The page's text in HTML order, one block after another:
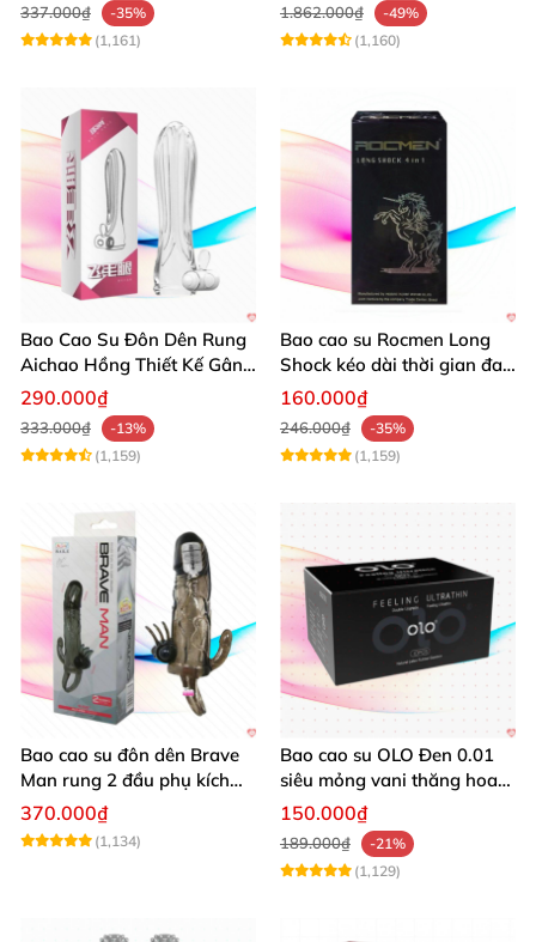
337.000₫
-35%
(1,161)
1.862.000₫
-49%
(1,160)
Bao Cao Su Đôn Dên Rung
Aichao Hồng Thiết Kế Gân
Sọc Mới
290.000₫
333.000₫
-13%
(1,159)
Bao cao su Rocmen Long
Shock kéo dài thời gian đa
tính năng 12 cái
160.000₫
246.000₫
-35%
(1,159)
Bao cao su đôn dên Brave
Man rung 2 đầu phụ kích
thích
370.000₫
(1,134)
Bao cao su OLO Đen 0.01
siêu mỏng vani thăng hoa
pk 10 cái
150.000₫
189.000₫
-21%
(1,129)